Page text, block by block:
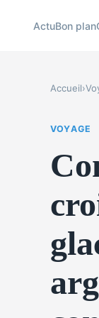
ActuBon plan
Accueil›
VOYAGE